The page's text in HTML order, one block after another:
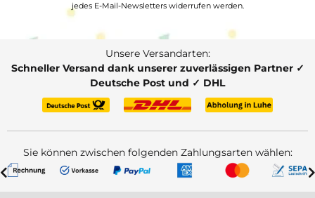
jedes E-Mail-Newsletters widerrufen werden.
Unsere Versandarten:
Schneller Versand dank unserer zuverlässigen Partner ✓
Deutsche Post und ✓ DHL
Sie können zwischen folgenden Zahlungsarten wählen: